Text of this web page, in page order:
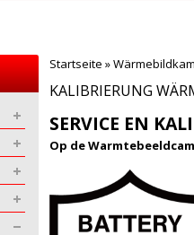
Startseite »
KALIBRIERUNG
SERVICE EN
Op de